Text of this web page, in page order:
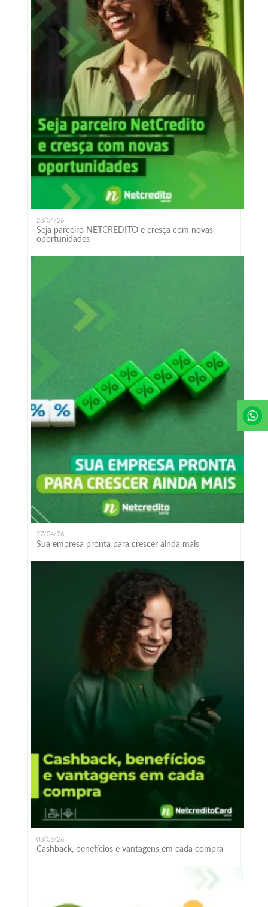
28/04/26
Seja parceiro NETCREDITO e cresça com novas
oportunidades
27/04/26
Sua empresa pronta para crescer ainda mais
08/05/26
Cashback, benefícios e vantagens em cada compra